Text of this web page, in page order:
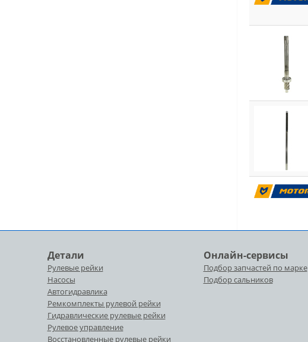
Детали
Рулевые рейки
Насосы
Автогидравлика
Ремкомплекты рулевой рейки
Гидравлические рулевые рейки
Рулевое управление
Восстановленные рулевые рейки
Онлайн-сервисы
Подбор запчастей по марке
Подбор сальников